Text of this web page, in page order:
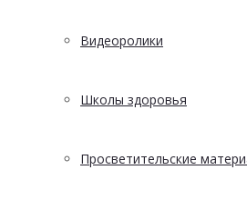
Видеоролики
Школы здоровья
Просветительские